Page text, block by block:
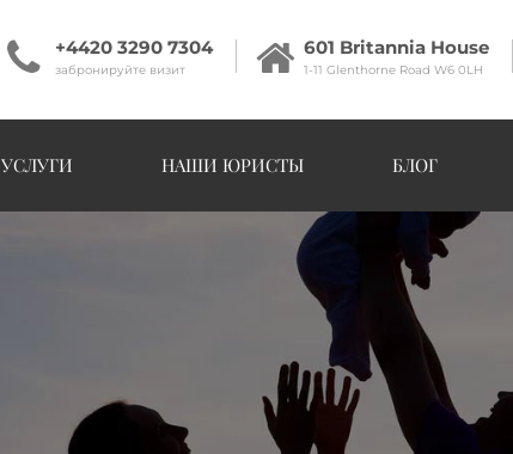
+4420 3290 7304
забронируйте визит
601 Britannia House
1-11 Glenthorne Road W6 0LH
УСЛУГИ НАШИ ЮРИСТЫ БЛОГ